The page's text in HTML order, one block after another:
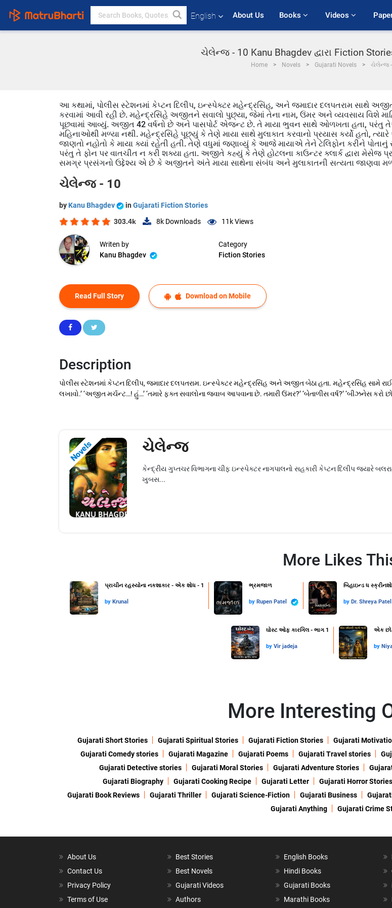
English About Us Books Videos
ચેલેન્જ - 10 Kanu Bhagdev દ્વારા Fiction
Home Novels Gujarati Novels ચેલેન્જ -
આ કથામાં, પોલીસ સ્ટેશનમાં કેપ્ટન દિલીપ, ઇન્સ્પેક્ટર મહેન્દ્રસિંહ, અને જમાદાર દલપતરામ સાથે
કરવામાં આવી રહી છે. મહેન્દ્રસિંહે અજીતને સવાલો પુછ્યા, જેમાં તેના નામ, ઉંમર અને વ્યવસાય વિશે
પૂછવામાં આવ્યું. અજીત 42 વર્ષનો છે અને પાસપોર્ટ એજન્ટ છે. તે માયા ભુવન સાથે ઓળખતા હતા, પરંતુ
મહિનાઓથી મળ્યા નથી. મહેન્દ્રસિંહે પૂછ્યું કે તેણે માયા સાથે મુલાકાત કરવાનો પ્રયાસ કર્યો હતો,
જાણતો નહોતો કે માયા ક્યાં રહેતી હતી. તેણે વધુમાં જણાવ્યું કે આજે માયાએ તેને ટેલિફોન કરીને
પરંતુ તે ફોન પર વાતચીત ન કરી શક્યા હતા. અજીતે કહ્યું કે તેણે હોટલના કાઉન્ટર ક્લાર્ક દ્વારા મેસેજ
સમગ્ર પ્રસંગનો ઉદ્દેશ્ય એ છે કે અજીતને અંતે માયા સાથેના સંબંધ અને મુલાકાતની સત્યતા જાણવા
ચેલેન્જ - 10
by Kanu Bhagdev in Gujarati Fiction Stories
303.4k 8k Downloads 11kViews
Writen by
Kanu Bhagdev
Category
Fiction Stories
Read Full Story Download on Mobile
Description
પોલીસ સ્ટેશનમાં કેપ્ટન દિલીપ, જમાદાર દલપતરામ. ઇન્સ્પેક્ટર મહેન્દ્રસિંહ અને અજીત બેઠા હતા. મહેન્દ્રસિંહ સામે
લખાવો.’ ‘અજીત મર્ચન્ટ…! હું…’ ‘તમારે ફક્ત સવાલોના જવાબ આપવાના છે. તમારી ઉંમર?’ ‘બેતાળીસ વર્ષ?’ ‘બીઝનેસ કરો
Novels ચેલેન્જ
કેન્દ્રીય ગુપ્તચર વિભાગના ચીફ ઇન્સ્પેક્ટર નાગપાલનો સહકારી કેપ્ટન દિલીપ જયારે
ખુબસ...
More Likes
પ્રાચીન રહસ્યોના નકશાકાર - એક શોધ - 1
by Krunal
ભ્રમજાળ
by Rupen Patel
બિહાઇન્ડ ધ
by Dr. Shreya Patel
ઘોસ્ટ ઓફ કારગિલ - ભાગ 1
by Vir jadeja
એક
by
More Interesting
Gujarati Short Stories Gujarati Spiritual Stories Gujarati Fiction Stories Gujarati
Gujarati Comedy stories
Gujarati Magazine Gujarati Poems Gujarati Travel stories
Gujarati Detective stories
Gujarati Moral Stories Gujarati Adventure Stories
Gujarati Biography
Gujarati Cooking Recipe Gujarati Letter Gujarati Horror Stories
Gujarati Book Reviews
Gujarati Thriller Gujarati Science-Fiction Gujarati Business
Gujarati Anything
Gujarati Crime
About Us
Contact Us
Privacy Policy
Terms of Use
Best Stories
Best Novels
Gujarati Videos
Authors
English Books
Hindi Books
Gujarati Books
Marathi Books